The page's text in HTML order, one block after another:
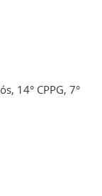
14° CPPG, 7°